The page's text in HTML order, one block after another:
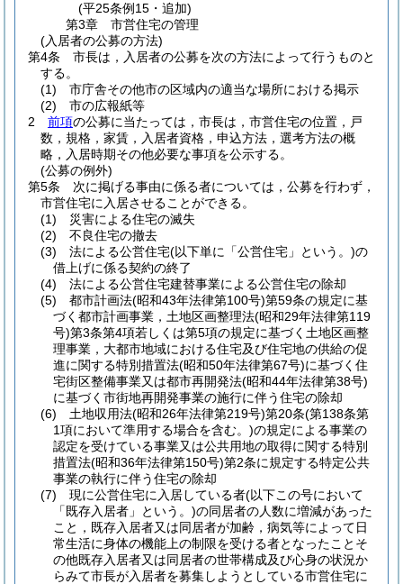
(平25条例15・追加)
第3章
市営住宅の管理
(入居者の公募の方法)
第4条
市長は，入居者の公募を次の方法によって行うものと
する。
(1)
市庁舎その他市の区域内の適当な場所における掲示
(2)
市の広報紙等
2
前項の公募に当たっては，市長は，市営住宅の位置，戸
数，規格，家賃，入居者資格，申込方法，選考方法の概
略，入居時期その他必要な事項を公示する。
(公募の例外)
第5条
次に掲げる事由に係る者については，公募を行わず，
市営住宅に入居させることができる。
(1)
災害による住宅の滅失
(2)
不良住宅の撤去
(3)
法による公営住宅(以下単に「公営住宅」という。)の
借上げに係る契約の終了
(4)
法による公営住宅建替事業による公営住宅の除却
(5)
都市計画法(昭和43年法律第100号)第59条の規定に基
づく都市計画事業，土地区画整理法(昭和29年法律第119
号)第3条第4項若しくは第5項の規定に基づく土地区画整
理事業，大都市地域における住宅及び住宅地の供給の促
進に関する特別措置法(昭和50年法律第67号)に基づく住
宅街区整備事業又は都市再開発法(昭和44年法律第38号)
に基づく市街地再開発事業の施行に伴う住宅の除却
(6)
土地収用法(昭和26年法律第219号)第20条(第138条第
1項において準用する場合を含む。)の規定による事業の
認定を受けている事業又は公共用地の取得に関する特別
措置法(昭和36年法律第150号)第2条に規定する特定公共
事業の執行に伴う住宅の除却
(7)
現に公営住宅に入居している者(以下この号において
「既存入居者」という。)の同居者の人数に増減があった
こと，既存入居者又は同居者が加齢，病気等によって日
常生活に身体の機能上の制限を受ける者となったことそ
の他既存入居者又は同居者の世帯構成及び心身の状況か
らみて市長が入居者を募集しようとしている市営住宅に